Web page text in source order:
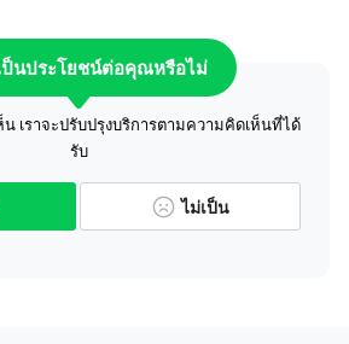
ป็นประโยชน์ต่อคุณหรือไม่
เราจะปรับปรุงบริการตามความคิดเห็นที่ได้
รับ
ไม่เป็น